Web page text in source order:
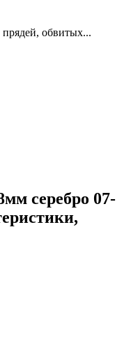
обвитых...
серебро 07-